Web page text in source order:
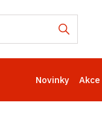
Novinky Akce